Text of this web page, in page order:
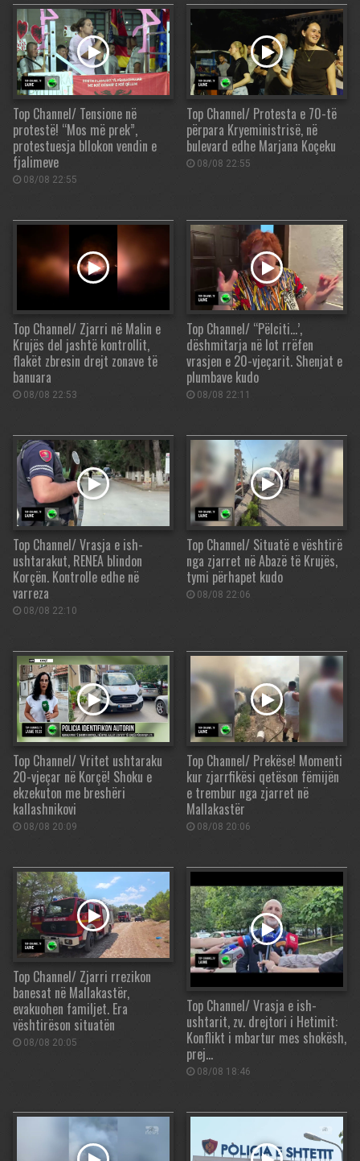
Top Channel/ Tensione në
protestë! “Mos më prek”,
protestuesja bllokon vendin e
fjalimeve
08/08 22:55
Top Channel/ Protesta e 70-të
përpara Kryeministrisë, në
bulevard edhe Marjana Koçeku
08/08 22:55
Top Channel/ Zjarri në Malin e
Krujës del jashtë kontrollit,
flakët zbresin drejt zonave të
banuara
08/08 22:53
Top Channel/ “Pëlciti…’,
dëshmitarja në lot rrëfen
vrasjen e 20-vjeçarit. Shenjat e
plumbave kudo
08/08 22:11
Top Channel/ Vrasja e ish-
ushtarakut, RENEA blindon
Korçën. Kontrolle edhe në
varreza
08/08 22:10
Top Channel/ Situatë e vështirë
nga zjarret në Abazë të Krujës,
tymi përhapet kudo
08/08 22:06
Top Channel/ Vritet ushtaraku
20-vjeçar në Korçë! Shoku e
ekzekuton me breshëri
kallashnikovi
08/08 20:09
Top Channel/ Prekëse! Momenti
kur zjarrfikësi qetëson fëmijën
e trembur nga zjarret në
Mallakastër
08/08 20:06
Top Channel/ Zjarri rrezikon
banesat në Mallakastër,
evakuohen familjet. Era
vështirëson situatën
08/08 20:05
Top Channel/ Vrasja e ish-
ushtarit, zv. drejtori i Hetimit:
Konflikt i mbartur mes shokësh,
prej…
08/08 18:46